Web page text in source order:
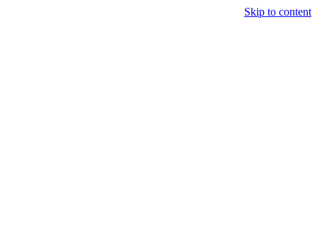
Skip to content